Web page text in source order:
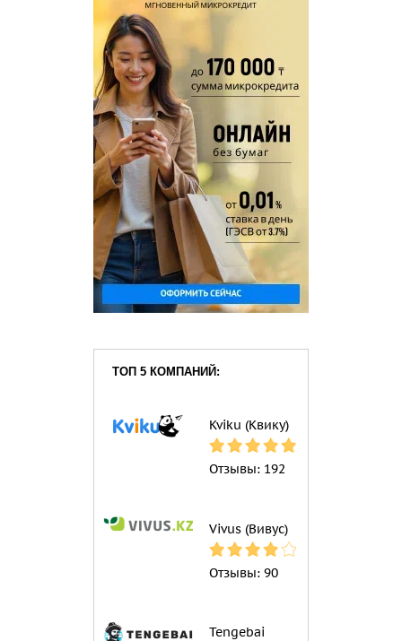
ТОП 5 КОМПАНИЙ:
Kviku (Квику)
Отзывы: 192
Vivus (Вивус)
Отзывы: 90
Tengebai